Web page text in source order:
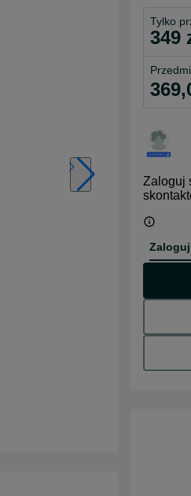
Tylko
349
Zaloguj
Zaloguj